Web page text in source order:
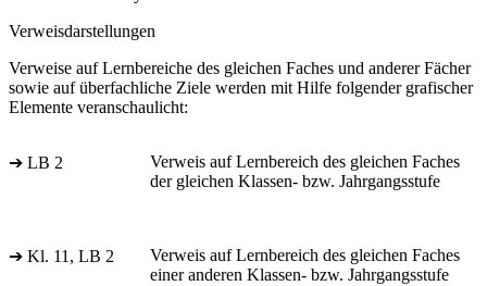
Verweisdarstellungen
Verweise auf Lernbereiche des gleichen Faches und anderer Fächer
sowie auf überfachliche Ziele werden mit Hilfe folgender grafischer
Elemente veranschaulicht:
➔ LB 2
Verweis auf Lernbereich des gleichen Faches
der gleichen Klassen- bzw. Jahrgangsstufe
➔ Kl. 11, LB 2
Verweis auf Lernbereich des gleichen Faches
einer anderen Klassen- bzw. Jahrgangsstufe